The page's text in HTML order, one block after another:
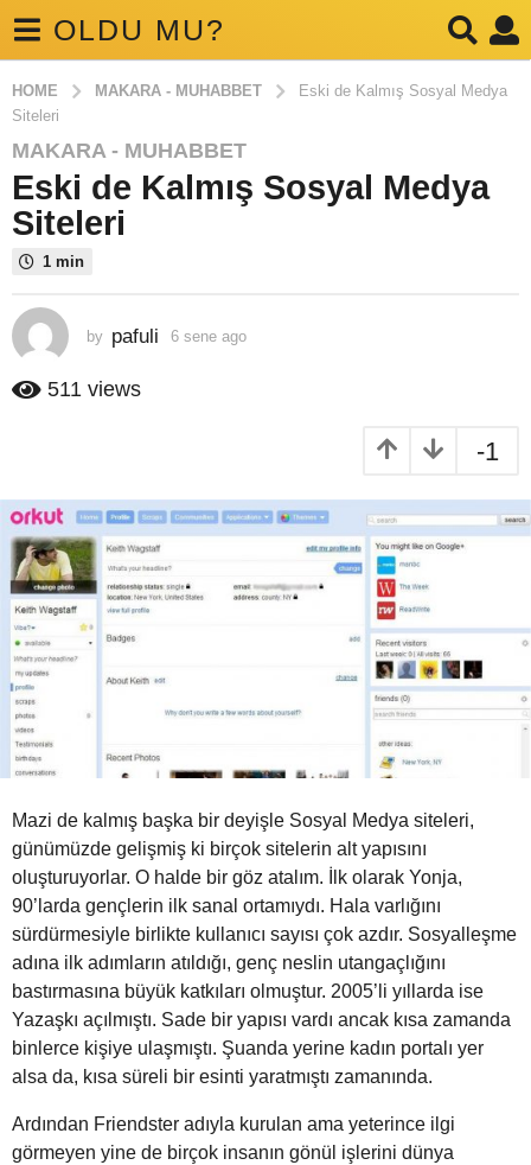
OLDU MU?
HOME MAKARA - MUHABBET
Eski de Kalmış Sosyal Medya
Siteleri
6
s
e
n
e
g
o
6
a
g
o
MAKARA - MUHABBET
Eski de Kalmış Sosyal Medya
Siteleri
1 min
by pafuli 6 sene ago
511 views
-1
Mazi de kalmış başka bir deyişle Sosyal Medya siteleri,
günümüzde gelişmiş ki birçok sitelerin alt yapısını
oluşturuyorlar. O halde bir göz atalım. İlk olarak Yonja,
90’larda gençlerin ilk sanal ortamıydı. Hala varlığını
sürdürmesiyle birlikte kullanıcı sayısı çok azdır. Sosyalleşme
adına ilk adımların atıldığı, genç neslin utangaçlığını
bastırmasına büyük katkıları olmuştur. 2005’li yıllarda ise
Yazaşkı açılmıştı. Sade bir yapısı vardı ancak kısa zamanda
binlerce kişiye ulaşmıştı. Şuanda yerine kadın portalı yer
alsa da, kısa süreli bir esinti yaratmıştı zamanında.
Ardından Friendster adıyla kurulan ama yeterince ilgi
görmeyen yine de birçok insanın gönül işlerini dünya